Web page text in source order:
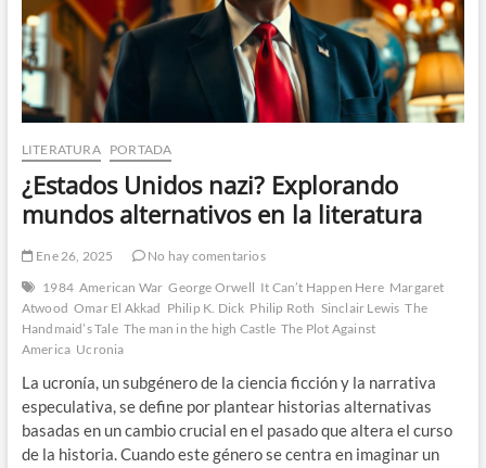
LITERATURA PORTADA
¿Estados Unidos nazi? Explorando
mundos alternativos en la literatura
Ene 26, 2025
No hay comentarios
1984 American War George Orwell It Can’t Happen Here Margaret
Atwood Omar El Akkad Philip K. Dick Philip Roth Sinclair Lewis The
Handmaid’s Tale The man in the high Castle The Plot Against
America Ucronia
La ucronía, un subgénero de la ciencia ficción y la narrativa
especulativa, se define por plantear historias alternativas
basadas en un cambio crucial en el pasado que altera el curso
de la historia. Cuando este género se centra en imaginar un